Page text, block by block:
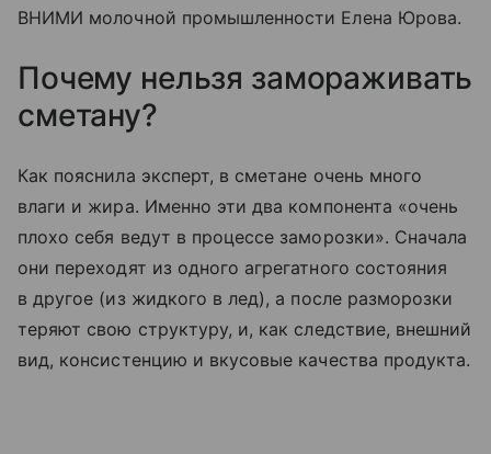
ВНИМИ молочной промышленности Елена Юрова.
Почему нельзя замораживать
сметану?
Как пояснила эксперт, в сметане очень много
влаги и жира. Именно эти два компонента «очень
плохо себя ведут в процессе заморозки». Сначала
они переходят из одного агрегатного состояния
в другое (из жидкого в лед), а после разморозки
теряют свою структуру, и, как следствие, внешний
вид, консистенцию и вкусовые качества продукта.